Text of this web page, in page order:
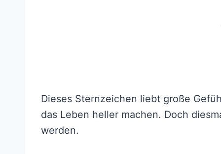
Dieses Sternzeichen liebt große
das Leben heller machen. Doch
werden.